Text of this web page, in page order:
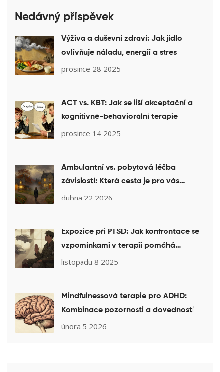
Nedávný příspěvek
Výživa a duševní zdraví: Jak jídlo
ovlivňuje náladu, energii a stres
prosince 28 2025
ACT vs. KBT: Jak se liší akceptační a
kognitivně-behaviorální terapie
prosince 14 2025
Ambulantní vs. pobytová léčba
závislostí: Která cesta je pro vás
správná?
dubna 22 2026
Expozice při PTSD: Jak konfrontace se
vzpomínkami v terapii pomáhá
překonat traumata
listopadu 8 2025
Mindfulnessová terapie pro ADHD:
Kombinace pozornosti a dovedností
února 5 2026